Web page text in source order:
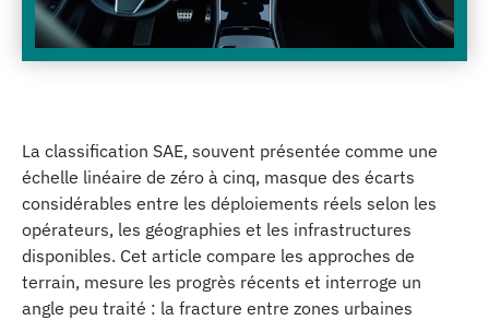
La classification SAE, souvent présentée comme une
échelle linéaire de zéro à cinq, masque des écarts
considérables entre les déploiements réels selon les
opérateurs, les géographies et les infrastructures
disponibles. Cet article compare les approches de
terrain, mesure les progrès récents et interroge un
angle peu traité : la fracture entre zones urbaines